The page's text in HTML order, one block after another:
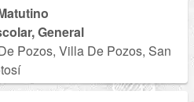
General
Pozos, Villa De Pozos, San